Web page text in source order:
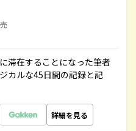
滞在することになった筆者
カルな45日間の記録と記
詳細を見る